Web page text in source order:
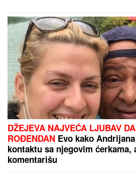
Turista pokazao šta ga je
u Hrvatskoj: "Da li biste vi